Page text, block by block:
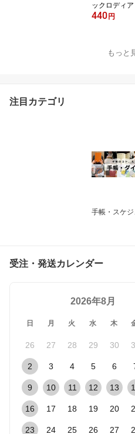
ックロディ
o.13 デザイン
440 円
もっと
注目カテゴリ
手帳・スケ
受注・発送カレンダー
2026年8月
日 月 火 水 木
26 27 28 29 30
2 3 4 5 6
9 10 11 12 13
16 17 18 19 20
23 24 25 26 27